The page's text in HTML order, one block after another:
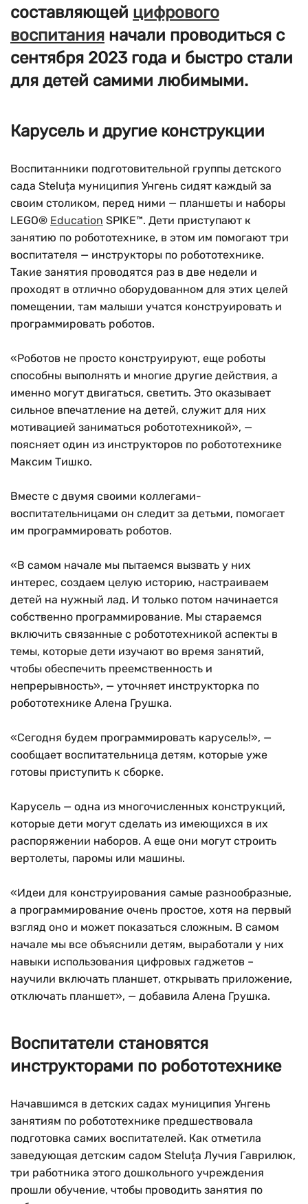
составляющей цифрового
воспитания начали проводиться с
сентября 2023 года и быстро стали
для детей самими любимыми.
Карусель и другие конструкции
Воспитанники подготовительной группы детского
сада Steluța муниципия Унгень сидят каждый за
своим столиком, перед ними — планшеты и наборы
LEGO® Education SPIKE™. Дети приступают к
занятию по робототехнике, в этом им помогают три
воспитателя — инструкторы по робототехнике.
Такие занятия проводятся раз в две недели и
проходят в отлично оборудованном для этих целей
помещении, там малыши учатся конструировать и
программировать роботов.
«Роботов не просто конструируют, еще роботы
способны выполнять и многие другие действия, а
именно могут двигаться, светить. Это оказывает
сильное впечатление на детей, служит для них
мотивацией заниматься робототехникой», —
поясняет один из инструкторов по робототехнике
Максим Тишко.
Вместе с двумя своими коллегами-
воспитательницами он следит за детьми, помогает
им программировать роботов.
«В самом начале мы пытаемся вызвать у них
интерес, создаем целую историю, настраиваем
детей на нужный лад. И только потом начинается
собственно программирование. Мы стараемся
включить связанные с робототехникой аспекты в
темы, которые дети изучают во время занятий,
чтобы обеспечить преемственность и
непрерывность», — уточняет инструкторка по
робототехнике Алена Грушка.
«Сегодня будем программировать карусель!», —
сообщает воспитательница детям, которые уже
готовы приступить к сборке.
Карусель — одна из многочисленных конструкций,
которые дети могут сделать из имеющихся в их
распоряжении наборов. А еще они могут строить
вертолеты, паромы или машины.
«Идеи для конструирования самые разнообразные,
а программирование очень простое, хотя на первый
взгляд оно и может показаться сложным. В самом
начале мы все объяснили детям, выработали у них
навыки использования цифровых гаджетов –
научили включать планшет, открывать приложение,
отключать планшет», — добавила Алена Грушка.
Воспитатели становятся
инструкторами по робототехнике
Начавшимся в детских садах муниципия Унгень
занятиям по робототехнике предшествовала
подготовка самих воспитателей. Как отметила
заведующая детским садом Steluța Лучия Гаврилюк,
три работника этого дошкольного учреждения
прошли обучение, чтобы проводить занятия по